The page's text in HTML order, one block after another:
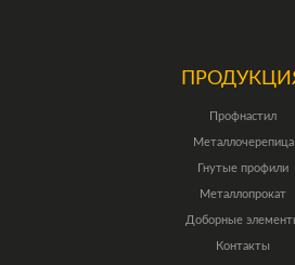
Профнастил
Металлочерепица
Гнутые профили
Металлопрокат
Доборные
Контакты